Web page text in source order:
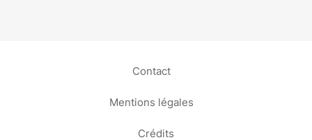
Contact
Mentions légales
Crédits